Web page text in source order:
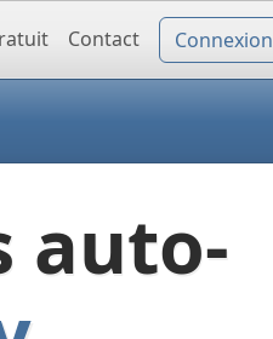
Contact Connexion
auto-